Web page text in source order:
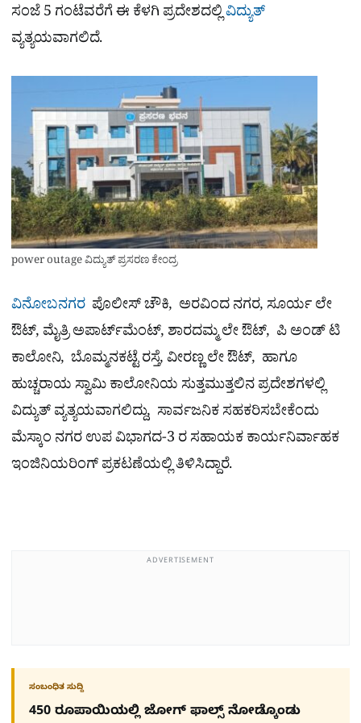
ಸಂಜೆ 5 ಗಂಟೆವರೆಗೆ ಈ ಕೆಳಗಿ ಪ್ರದೇಶದಲ್ಲಿವಿದ್ಯುತ್
ವ್ಯತ್ಯಯವಾಗಲಿದೆ.
power outage ವಿದ್ಯುತ್​ ಪ್ರಸರಣ ಕೇಂದ್ರ
ವಿನೋಬನಗರ ಪೊಲೀಸ್ ಚೌಕಿ, ಅರವಿಂದ ನಗರ, ಸೂರ್ಯ ಲೇ
ಔಟ್, ಮೈತ್ರಿ ಅಪಾರ್ಟ್‌ಮೆಂಟ್, ಶಾರದಮ್ಮ ಲೇ ಔಟ್, ಪಿ ಅಂಡ್ ಟಿ
ಕಾಲೋನಿ, ಬೊಮ್ಮನಕಟ್ಟೆ ರಸ್ತೆ, ವೀರಣ್ಣ ಲೇ ಔಟ್, ಹಾಗೂ
ಹುಚ್ಚರಾಯ ಸ್ವಾಮಿ ಕಾಲೋನಿಯ ಸುತ್ತಮುತ್ತಲಿನ ಪ್ರದೇಶಗಳಲ್ಲಿ
ವಿದ್ಯುತ್ ವ್ಯತ್ಯಯವಾಗಲಿದ್ದು, ಸಾರ್ವಜನಿಕ ಸಹಕರಿಸಬೇಕೆಂದು
ಮೆಸ್ಕಾಂ ನಗರ ಉಪ ವಿಭಾಗದ-3 ರ ಸಹಾಯಕ ಕಾರ್ಯನಿರ್ವಾಹಕ
ಇಂಜಿನಿಯರಿಂಗ್ ಪ್ರಕಟಣೆಯಲ್ಲಿ ತಿಳಿಸಿದ್ದಾರೆ.
ADVERTISEMENT
ಸಂಬಂಧಿತ ಸುದ್ದಿ
450 ರೂಪಾಯಿಯಲ್ಲಿ ಜೋಗ್​ ಫಾಲ್ಸ್​ ನೋಡ್ಕೊಂಡು